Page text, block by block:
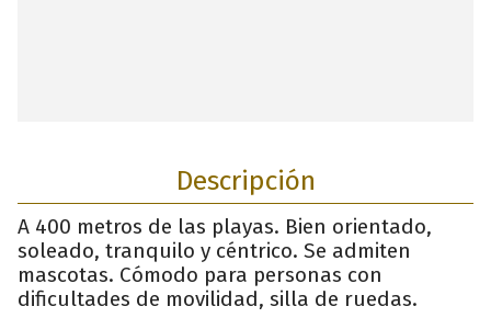
Descripción
A 400 metros de las playas. Bien orientado,
soleado, tranquilo y céntrico. Se admiten
mascotas. Cómodo para personas con
dificultades de movilidad, silla de ruedas.